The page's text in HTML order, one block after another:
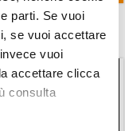
parti. Se vuoi
se vuoi accettare
vuoi
accettare clicca
consulta